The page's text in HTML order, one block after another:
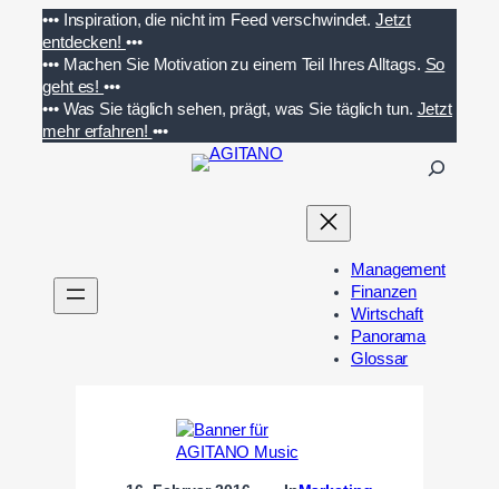
Inhalt
springen
••• Inspiration, die nicht im Feed verschwindet. Jetzt
entdecken! •••
••• Machen Sie Motivation zu einem Teil Ihres Alltags. So
geht es!•••
••• Was Sie täglich sehen, prägt, was Sie täglich tun. Jetzt
mehr erfahren! •••
n
Management
Finanzen
Wirtschaft
Panorama
Glossar